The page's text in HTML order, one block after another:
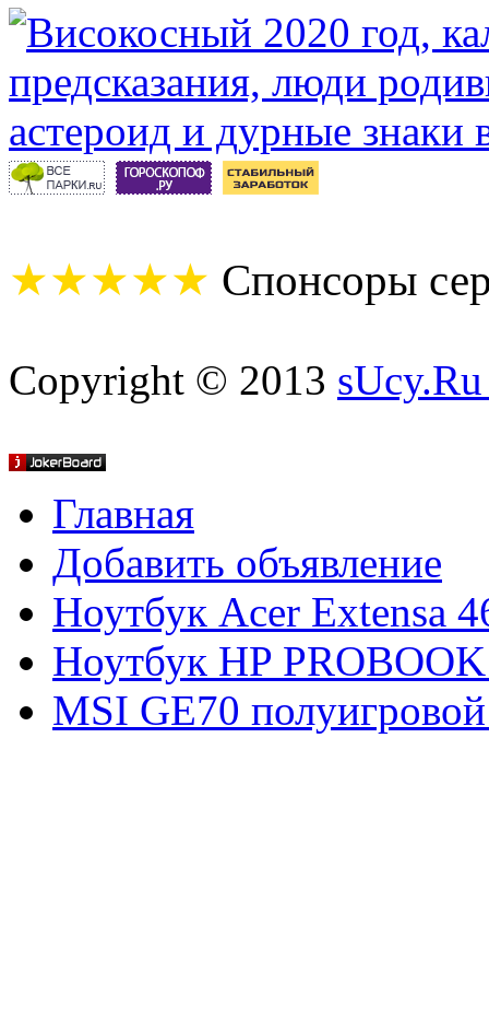
★★★★★ Спонсоры
Copyright © 2013
Главная
Добавить объявление
Ноутбук Acer Extensa
Ноутбук HP
MSI GE70